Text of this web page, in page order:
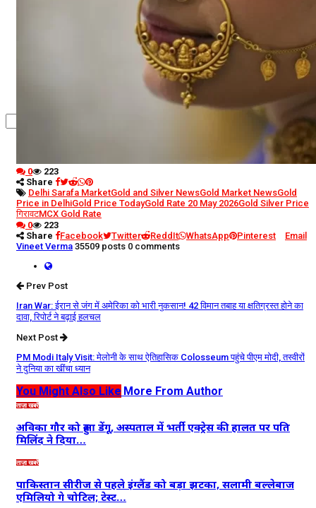
0
223
Share
Delhi Sarafa MarketGold and Silver NewsGold Market NewsGold
Price in DelhiGold Price TodayGold Rate 20 May 2026Gold Silver Price
गिरावटMCX Gold Rate
0
223
Share
Facebook Twitter ReddIt WhatsApp Pinterest
Email
Vineet Verma 35509 posts 0 comments
Prev Post
Iran War: ईरान से जंग में अमेरिका को भारी नुकसान! 42 विमान तबाह या क्षतिग्रस्त होने का
दावा, रिपोर्ट ने बढ़ाई हलचल
Next Post
PM Modi Italy Visit: मेलोनी के साथ ऐतिहासिक Colosseum पहुंचे पीएम मोदी, तस्वीरों
ने दुनिया का खींचा ध्यान
You Might Also Like More From Author
ताज़ा खबरें
अविका गौर को हुआ डेंगू, अस्पताल में भर्ती एक्ट्रेस की हालत पर पति
मिलिंद ने दिया…
ताज़ा खबरें
पाकिस्तान सीरीज से पहले इंग्लैंड को बड़ा झटका, सलामी बल्लेबाज
एमिलियो गे चोटिल; टेस्ट…